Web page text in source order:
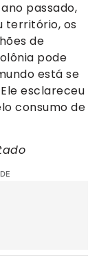
passado,
território, os
de
pode
está se
esclareceu
consumo de